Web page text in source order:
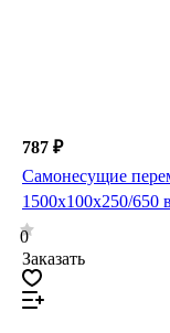
787 ₽
Самонесущие
1500х100х250/650
0
Заказать